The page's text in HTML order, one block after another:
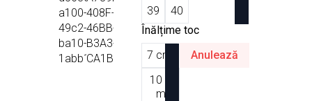
39
40
Înălțime toc
7 cm
10 c
m
Anulează